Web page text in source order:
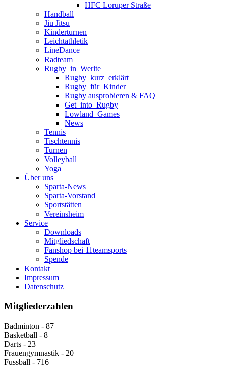
HFC Loruper Straße
Handball
Jiu Jitsu
Kinderturnen
Leichtathletik
LineDance
Radteam
Rugby_in_Werlte
Rugby_kurz_erklärt
Rugby_für_Kinder
Rugby ausprobieren & FAQ
Get_into_Rugby
Lowland_Games
News
Tennis
Tischtennis
Turnen
Volleyball
Yoga
Über uns
Sparta-News
Sparta-Vorstand
Sportstätten
Vereinsheim
Service
Downloads
Mitgliedschaft
Fanshop bei 11teamsports
Spende
Kontakt
Impressum
Datenschutz
Mitgliederzahlen
Badminton - 87
Basketball - 8
Darts - 23
Frauengymnastik - 20
Fussball - 716